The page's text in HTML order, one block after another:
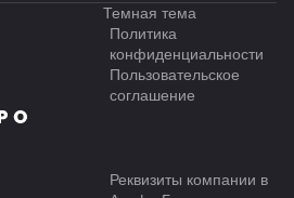
Темная тема
Политика
конфиденциальности
Пользовательское
соглашение
Реквизиты компании в